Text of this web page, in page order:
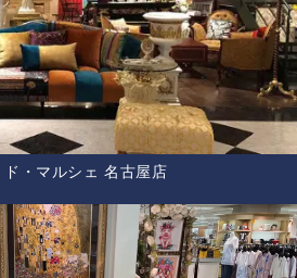
ド・マルシェ 名古屋店